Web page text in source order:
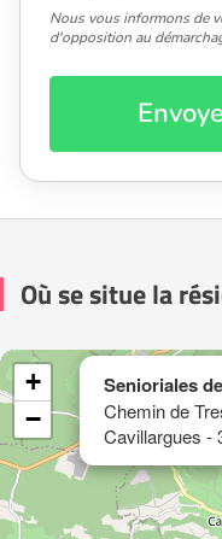
Nous vous informons de
d'opposition au
Où se situe la
Senioriales
Chemin de
Cavillargues -
+
−